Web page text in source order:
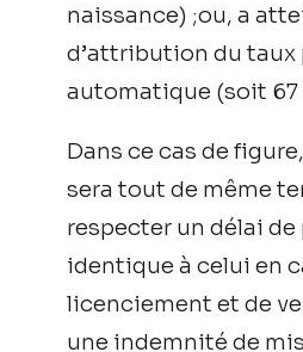
naissance) ;ou, a
d’attribution du taux
automatique (soit 67
Dans ce cas de
sera tout de même
respecter un délai de
identique à celui en
licenciement et de
une indemnité de